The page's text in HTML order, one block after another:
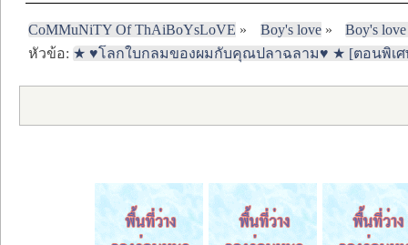
CoMMuNiTY Of ThAiBoYsLoVE » Boy's love»
Boy's
หัวข้อ: ★ ♥โลกใบกลมของผมกับคุณปลาฉลาม♥ ★ [ตอนพิเศษ]